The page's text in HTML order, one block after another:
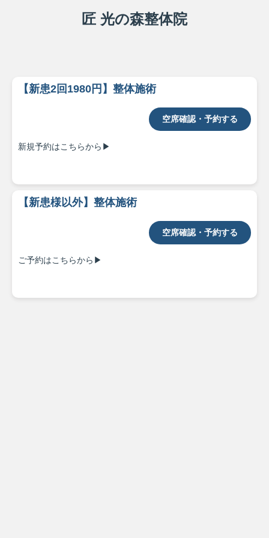
匠 光の森整体院
【新患2回1980円】整体施術
空席確認・予約する
新規予約はこちらから▶
【新患様以外】整体施術
空席確認・予約する
ご予約はこちらから▶